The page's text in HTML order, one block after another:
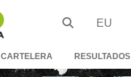
EU
CARTELERA RESULTADOS